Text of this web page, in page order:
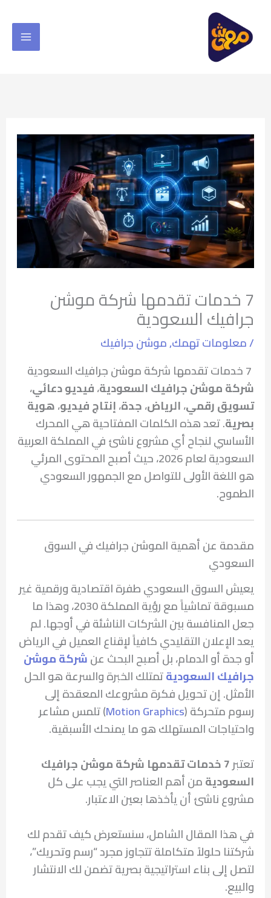
المحتوى
7 خدمات تقدمها شركة موشن
جرافيك السعودية
/معلومات تهمك,موشن جرافيك
شركة موشن جرافيك السعودية،فيديو دعائي،
تسويق رقمي،الرياض،جدة،إنتاج فيديو،هوية
بصرية. تعد هذه الكلمات المفتاحية هي المحرك
الأساسي لنجاح أي مشروع ناشئ في المملكة العربية
السعودية لعام 2026، حيث أصبح المحتوى المرئي
هو اللغة الأولى للتواصل مع الجمهور السعودي
الطموح.
مقدمة عن أهمية الموشن جرافيك في السوق
السعودي
يعيش السوق السعودي طفرة اقتصادية ورقمية غير
مسبوقة تماشياً مع رؤية المملكة 2030، وهذا ما
جعل المنافسة بين الشركات الناشئة في أوجها. لم
يعد الإعلان التقليدي كافياً لإقناع العميل في الرياض
أو جدة أو الدمام، بل أصبح البحث عنشركة موشن
جرافيك السعوديةتمتلك الخبرة والسرعة هو الحل
الأمثل. إن تحويل فكرة مشروعك المعقدة إلى
رسوم متحركة (Motion Graphics) تلمس مشاعر
واحتياجات المستهلك هو ما يمنحك الأسبقية.
تعتبر 7 خدمات تقدمها شركة موشن جرافيك
السعوديةمن أهم العناصر التي يجب على كل
مشروع ناشئ أن يأخذها بعين الاعتبار.
في هذا المقال الشامل، سنستعرض كيف تقدم لك
شركتنا حلولاً متكاملة تتجاوز مجرد “رسم وتحريك”،
لتصل إلى بناء استراتيجية بصرية تضمن لك الانتشار
والبيع.